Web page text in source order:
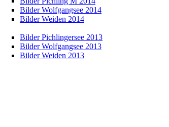
Bilder Wolfgangsee 2014
Bilder Weiden 2014
Bilder Pichlingersee 2013
Bilder Wolfgangsee 2013
Bilder Weiden 2013